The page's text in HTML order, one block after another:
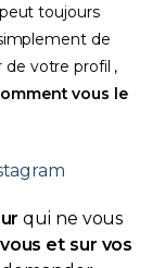
toujours
de
de votre profil ,
vous le
qui ne vous
et sur vos